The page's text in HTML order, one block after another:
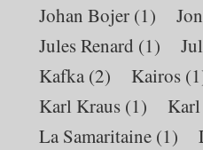
Johan Bojer (1)
Jules Renard (1)
Kafka (2) Kairos
Karl Kraus (1)
La Samaritaine (1)